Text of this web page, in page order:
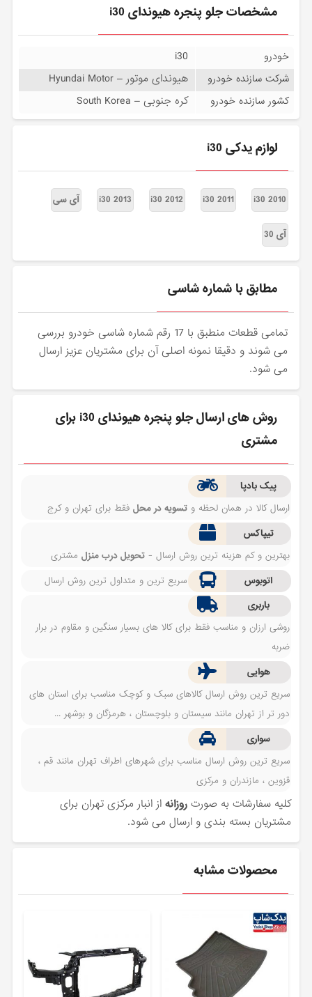
مشخصات جلو پنجره هیوندای i30
خودرو i30
شرکت سازنده خودرو هیوندای موتور – Hyundai Motor
کشور سازنده خودرو کره جنوبی – South Korea
لوازم یدکی i30
i30 2010
i30 2011
i30 2012
i30 2013 آی سی
آی 30
مطابق با شماره شاسی
تمامی قطعات منطبق با 17 رقم شماره شاسی خودرو بررسی
می شوند و دقیقا نمونه اصلی آن برای مشتریان عزیز ارسال
می شود.
روش های ارسال جلو پنجره هیوندای i30 برای
مشتری
پیک بادپا
ارسال کالا در همان لحظه وتسویه در محل فقط برای تهران و کرج
تیپاکس
بهترین و کم هزینه ترین روش ارسال -تحویل درب منزل مشتری
اتوبوس
سریع ترین و متداول ترین روش ارسال
باربری
روشی ارزان و مناسب فقط برای کالا های بسیار سنگین و مقاوم در برار
ضربه
هوایی
سریع ترین روش ارسال کالاهای سبک و کوچک مناسب برای استان های
دور تر از تهران مانند سیستان و بلوچستان ، هرمزگان و بوشهر ...
سواری
سریع ترین روش ارسال مناسب برای شهرهای اطراف تهران مانند قم ،
قزوین ، مازندران و مرکزی
کلیه سفارشات به صورتروزانه از انبار مرکزی تهران برای
مشتریان بسته بندی و ارسال می شود.
محصولات مشابه